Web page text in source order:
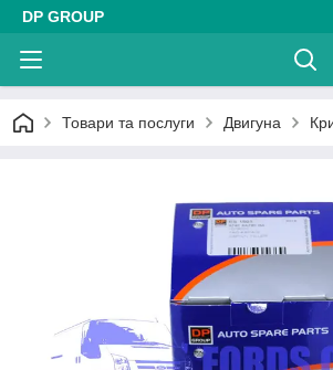
DP GROUP
Товари та послуги Двигуна